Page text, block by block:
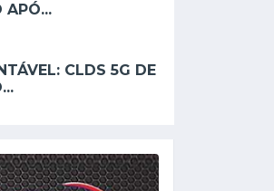
APÓ...
CLDS 5G DE